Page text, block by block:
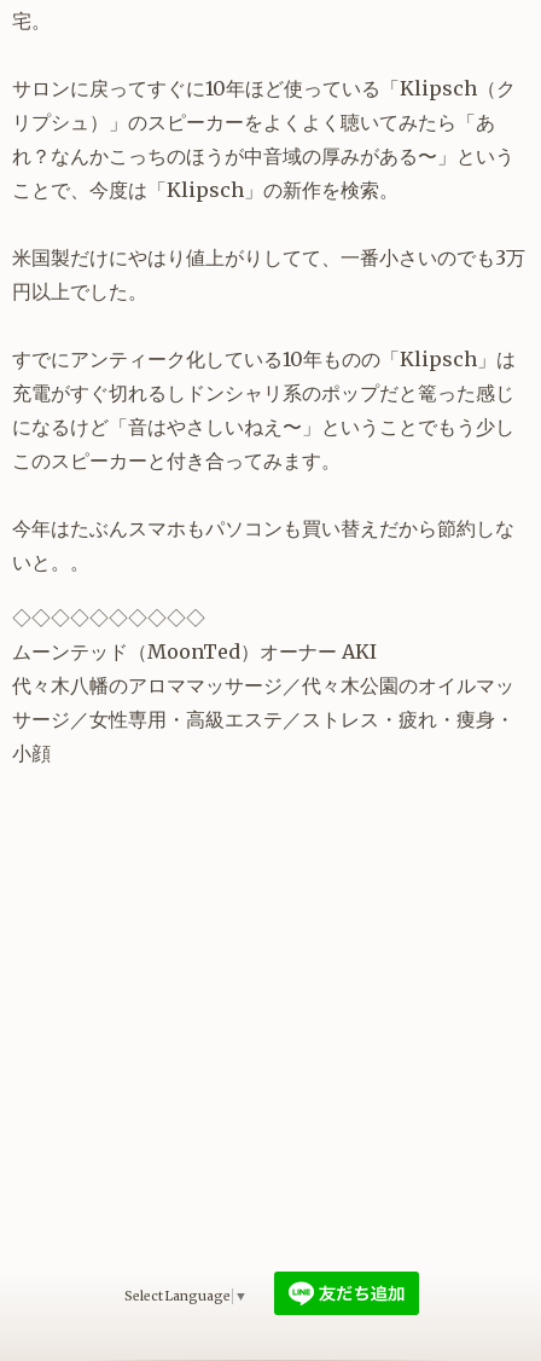
宅。
サロンに戻ってすぐに10年ほど使っている「Klipsch（ク
リプシュ）」のスピーカーをよくよく聴いてみたら「あ
れ？なんかこっちのほうが中音域の厚みがある〜」という
ことで、今度は「Klipsch」の新作を検索。
米国製だけにやはり値上がりしてて、一番小さいのでも3万
円以上でした。
すでにアンティーク化している10年ものの「Klipsch」は
充電がすぐ切れるしドンシャリ系のポップだと篭った感じ
になるけど「音はやさしいねえ〜」ということでもう少し
このスピーカーと付き合ってみます。
今年はたぶんスマホもパソコンも買い替えだから節約しな
いと。。
◇◇◇◇◇◇◇◇◇◇
ムーンテッド （MoonTed）オーナー AKI
代々木八幡のアロママッサージ／代々木公園のオイルマッ
サージ ／女性専用・高級エステ／ストレス・疲れ・痩身・
小顔
Select Language ▼